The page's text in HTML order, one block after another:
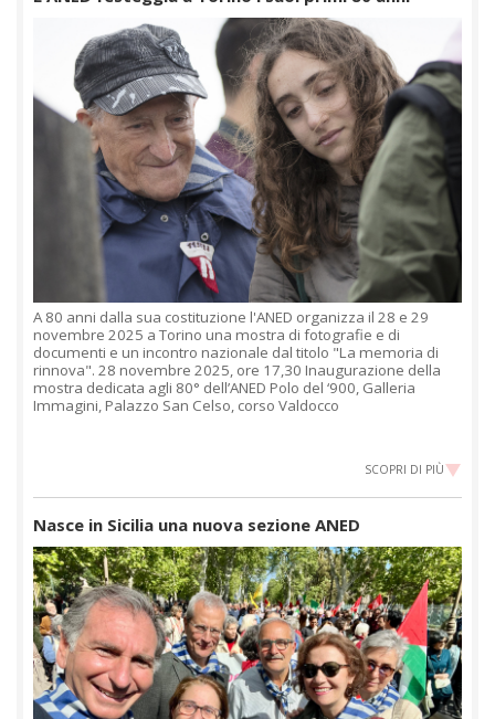
A 80 anni dalla sua costituzione l'ANED organizza il 28 e 29
novembre 2025 a Torino una mostra di fotografie e di
documenti e un incontro nazionale dal titolo "La memoria di
rinnova". 28 novembre 2025, ore 17,30 Inaugurazione della
mostra dedicata agli 80° dell’ANED Polo del ‘900, Galleria
Immagini, Palazzo San Celso, corso Valdocco
SCOPRI DI PIÙ
Nasce in Sicilia una nuova sezione ANED